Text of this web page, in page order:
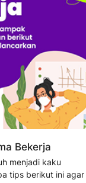
Bekerja
menjadi kaku
tips berikut ini agar